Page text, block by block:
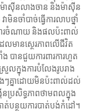
ម៉ាសុីនលាងចាន និងម៉ាសុីន
មិនចាំបាច់ធ្វើការលាបថ្នាំ
ារចំណាយ និងផលប៉ះពាល់
លមានស្ថេរភាពលើជីវិត
ង បានជួយការពារការហួត
លក្នុងការបំលែងរូបរាង
េងៗគ្នាដោយមិនប៉ះពាល់ដល់
ប្រសិទ្ធភាពថាមពលក្នុង
ត់បន្ថយការបាត់បង់កំដៅ។